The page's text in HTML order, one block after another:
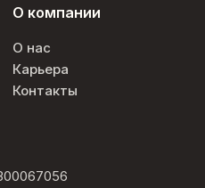
О компании
О нас
Карьера
Контакты